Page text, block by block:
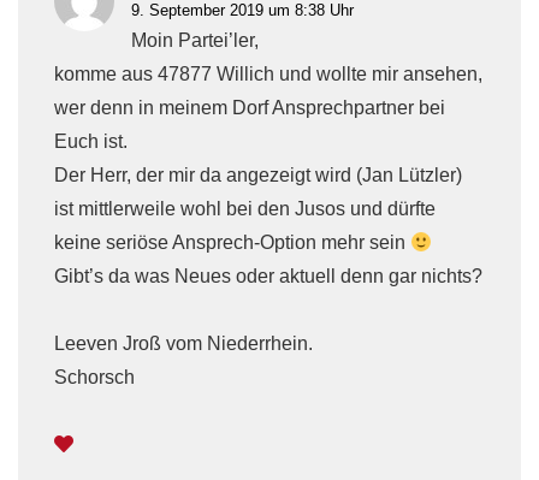
9. September 2019 um 8:38 Uhr
Moin Partei’ler,
komme aus 47877 Willich und wollte mir ansehen,
wer denn in meinem Dorf Ansprechpartner bei
Euch ist.
Der Herr, der mir da angezeigt wird (Jan Lützler)
ist mittlerweile wohl bei den Jusos und dürfte
keine seriöse Ansprech-Option mehr sein
Gibt’s da was Neues oder aktuell denn gar nichts?
Leeven Jroß vom Niederrhein.
Schorsch